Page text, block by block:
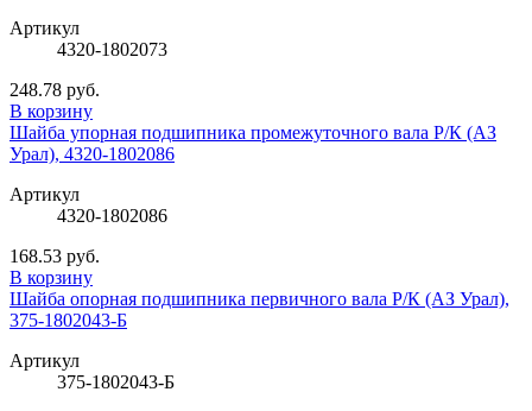
Артикул
4320-1802073
248.78 руб.
В корзину
Шайба упорная подшипника промежуточного вала Р/К (АЗ
Урал), 4320-1802086
Артикул
4320-1802086
168.53 руб.
В корзину
Шайба опорная подшипника первичного вала Р/К (АЗ Урал),
375-1802043-Б
Артикул
375-1802043-Б